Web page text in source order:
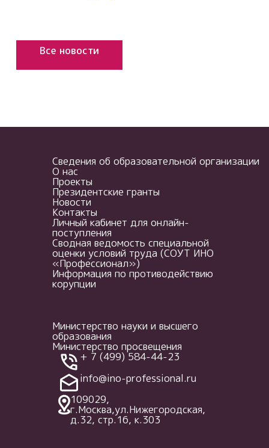
Все новости
Сведения об образовательной организации
О нас
Проекты
Президентские гранты
Новости
Контакты
Личный кабинет для онлайн-
поступления
Сводная ведомость специальной
оценки условий труда (СОУТ ИНО
«Профессионал»)
Информация по противодействию
корупции
Министерство науки и высшего
образования
Министерство просвещения
+ 7 (499) 584-44-23
info@ino-professional.ru
109029,
г.Москва,ул.Нижегородская,
д.32, стр.16, к.303